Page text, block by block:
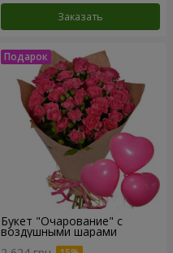
Заказать
Букет "Очарование" с
воздушными шарами